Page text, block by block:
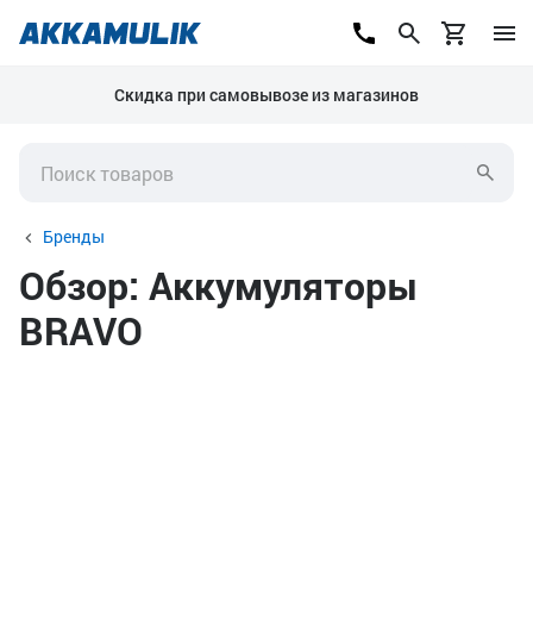
Скидка при самовывозе из магазинов
Бренды
Обзор: Аккумуляторы
BRAVO